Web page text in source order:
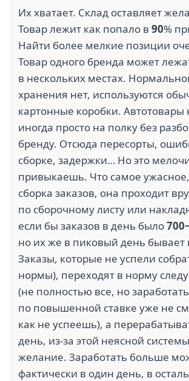
Их хватает. Склад оставляет
Товар лежит как попало в 90%
Найти более мелкие позиции
Товар одного бренда может
в нескольких местах.
хранения нет, используются
картонные коробки.
иногда просто на полку без
бренду. Отсюда пересорты,
сборке, задержки… Но это
привыкаешь. Что самое ужасное,
сборка заказов, она проходит
по сборочному листу или
если бы заказов в день было
но их же в пиковый день бывает
Заказы, которые не успели
нормы), переходят в норму
(не полностью все, но заработать
по повышенной ставке уже не
как не успеешь), а
день, из-за этой неясной
желание. Заработать больше
фактически в один день, в